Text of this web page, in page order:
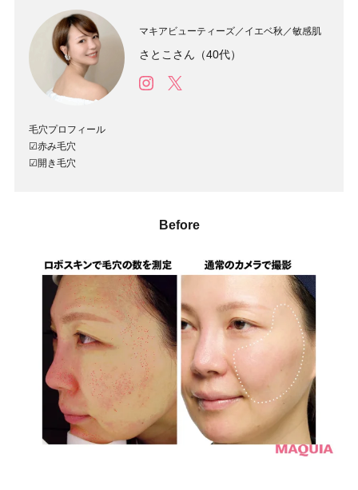
マキアビューティーズ／イエベ秋／敏感肌
さとこさん（40代）
毛穴プロフィール
☑︎赤み毛穴
☑︎開き毛穴
Before